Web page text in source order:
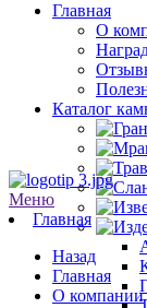
Главная
О
Каталог
Меню
Главная
Назад
Главная
О компании